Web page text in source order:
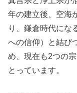
年の建立後、空海
り、鎌倉時代にな
への信仰）と結び
め、現在も2つの
とっています。